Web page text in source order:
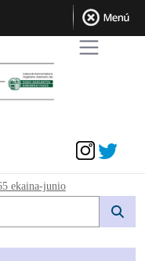
ekaina-junio